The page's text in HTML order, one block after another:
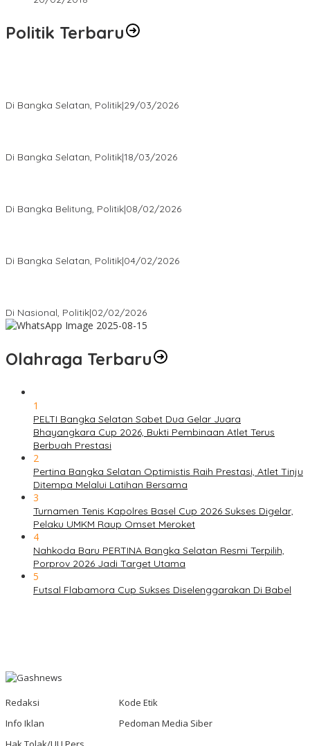
Politik Terbaru
Di Bangka Selatan, Politik|29/03/2026
Di Bangka Selatan, Politik|18/03/2026
Di Bangka Belitung, Politik|08/02/2026
Di Bangka Selatan, Politik|04/02/2026
Di Nasional, Politik|02/02/2026
Olahraga Terbaru
1
PELTI Bangka Selatan Sabet Dua Gelar Juara
Bhayangkara Cup 2026, Bukti Pembinaan Atlet Terus
Berbuah Prestasi
2
Pertina Bangka Selatan Optimistis Raih Prestasi, Atlet Tinju
Ditempa Melalui Latihan Bersama
3
Turnamen Tenis Kapolres Basel Cup 2026 Sukses Digelar,
Pelaku UMKM Raup Omset Meroket
4
Nahkoda Baru PERTINA Bangka Selatan Resmi Terpilih,
Porprov 2026 Jadi Target Utama
5
Futsal Flabamora Cup Sukses Diselenggarakan Di Babel
Redaksi
Kode Etik
Info Iklan
Pedoman Media Siber